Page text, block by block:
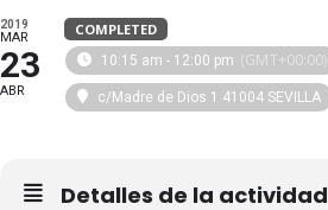
2019
MAR
23
ABR
COMPLETED
10:15 am - 12:00 pm (GMT+00:00)
c/Madre de Dios 1 41004 SEVILLA
Detalles de la actividad